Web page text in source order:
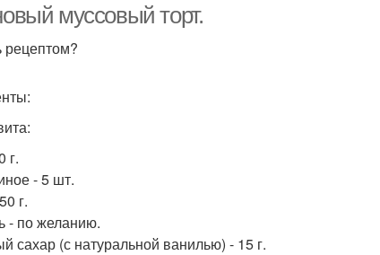
торт
из печенья
муссовый торт.
рецептом?
г.
- 5 шт.
г.
- по желанию.
сахар (с натуральной ванилью) - 15 г.